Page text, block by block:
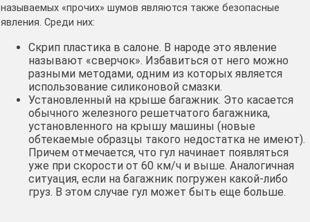
называемых «прочих» шумов являются также безопасные
явления. Среди них:
Скрип пластика в салоне. В народе это явление
называют «сверчок». Избавиться от него можно
разными методами, одним из которых является
использование силиконовой смазки.
Установленный на крыше багажник. Это касается
обычного железного решетчатого багажника,
установленного на крышу машины (новые
обтекаемые образцы такого недостатка не имеют).
Причем отмечается, что гул начинает появляться
уже при скорости от 60 км/ч и выше. Аналогичная
ситуация, если на багажник погружен какой-либо
груз. В этом случае гул может быть еще больше.